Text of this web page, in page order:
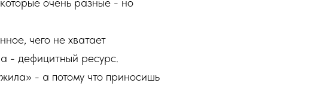
чего не хватает
- дефицитный ресурс.
- а потому что приносишь